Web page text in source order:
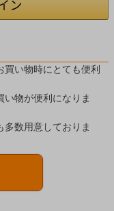
い物時にとても便利
物が便利になりま
多数用意しておりま